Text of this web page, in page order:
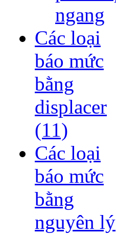
ngang
Các loại
báo mức
bằng
displacer
(11)
Các loại
báo mức
bằng
nguyên lý